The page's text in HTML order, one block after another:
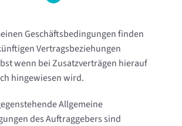
Geschäftsbedingungen finden
Vertragsbeziehungen
wenn bei Zusatzverträgen hierauf
hingewiesen wird.
Allgemeine
des Auftraggebers sind